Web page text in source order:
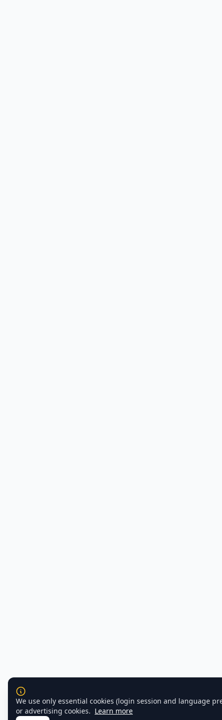
We use only essential cookies (login session and language
or advertising cookies. Learn more